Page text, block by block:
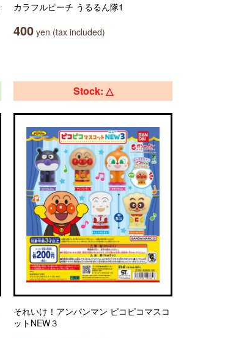
カラフルピーチ うるるん隊1
400 yen (tax included)
Stock: △
それいけ！アンパンマン ピコピコマスコ
ットNEW３